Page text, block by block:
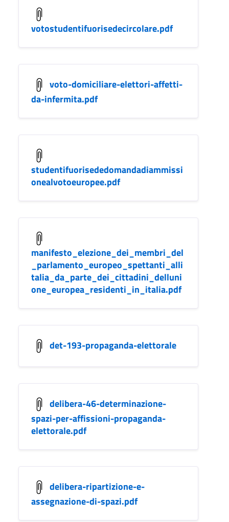
votostudentifuorisedecircolare.pdf
voto-domiciliare-elettori-affetti-
da-infermita.pdf
studentifuorisededomandadiammissi
onealvotoeuropee.pdf
manifesto_elezione_dei_membri_del
_parlamento_europeo_spettanti_alli
talia_da_parte_dei_cittadini_delluni
one_europea_residenti_in_italia.pdf
det-193-propaganda-elettorale
delibera-46-determinazione-
spazi-per-affissioni-propaganda-
elettorale.pdf
delibera-ripartizione-e-
assegnazione-di-spazi.pdf